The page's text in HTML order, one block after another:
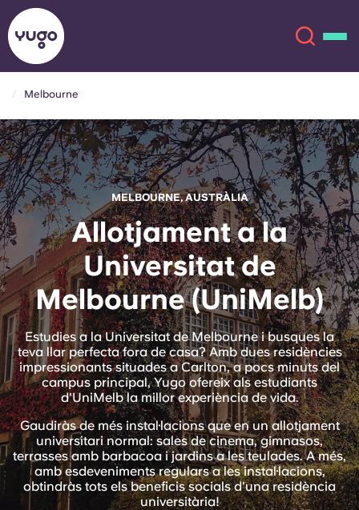
Sobre
Ubicacions
Més
Compte Llengua
English (GB)
English (US)
Chinese
Español
Selecciona un país
Selecciona una ciutat
Selecciona una residència
Inicia la sessió
Reserva ara
English (GB)
English (US)
Chinese Español
Català Deutsch
Italian French
Portuguese
Melbourne
MELBOURNE, AUSTRÀLIA
Allotjament a la
Universitat de
Melbourne (UniMelb)
Estudies a la Universitat de Melbourne i busques la
teva llar perfecta fora de casa? Amb dues residències
impressionants situades a Carlton, a pocs minuts del
campus principal, Yugo ofereix als estudiants
d'UniMelb la millor experiència de vida.
Gaudiràs de més instal·lacions que en un allotjament
universitari normal: sales de cinema, gimnasos,
terrasses amb barbacoa i jardins a les teulades. A més,
amb esdeveniments regulars a les instal·lacions,
obtindràs tots els beneficis socials d'una residència
universitària!